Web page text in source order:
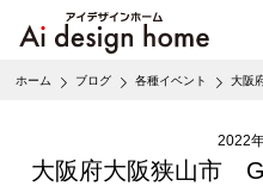
ホーム ブログ 各種イベント 大阪
2022
大阪府大阪狭山市